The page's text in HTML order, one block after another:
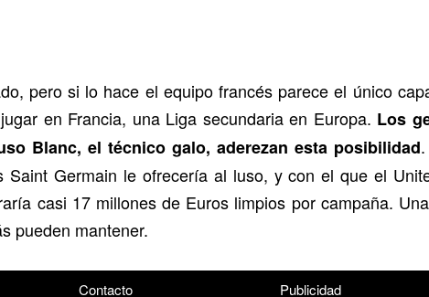
pero si lo hace el equipo francés parece el único
en Francia, una Liga secundaria en Europa. Los
Blanc, el técnico galo, aderezan esta posibilidad
Germain le ofrecería al luso, y con el que el
casi 17 millones de Euros limpios por campaña.
pueden mantener.
Contacto Publicidad